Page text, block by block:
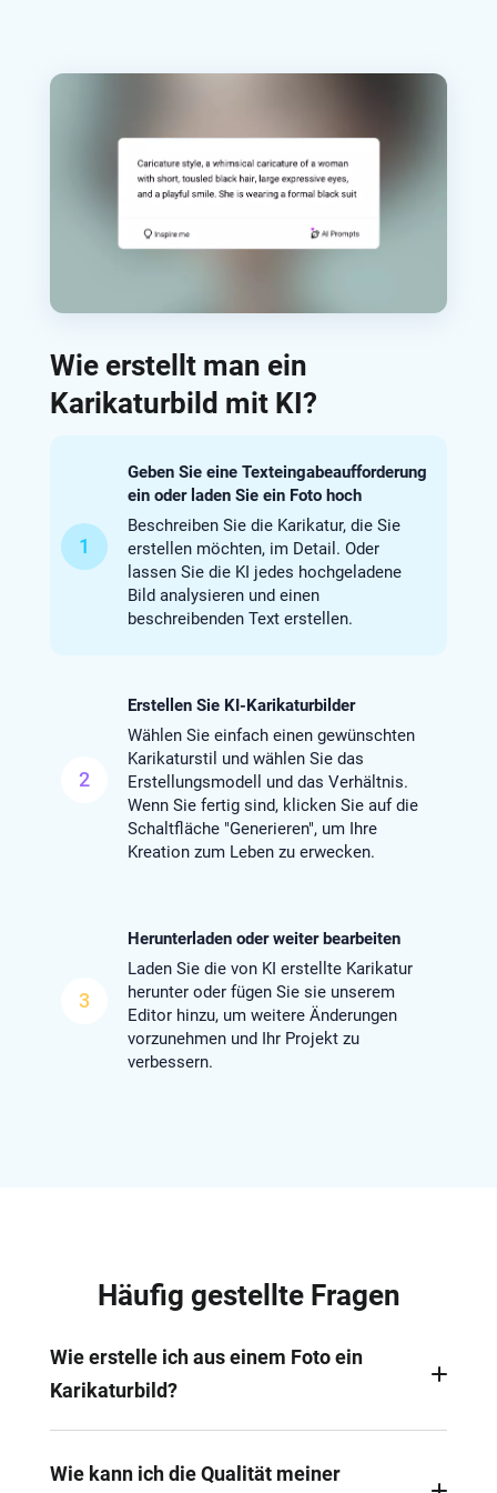
Wie erstellt man ein
Karikaturbild mit KI?
1
Geben Sie eine Texteingabeaufforderung
ein oder laden Sie ein Foto hoch
Beschreiben Sie die Karikatur, die Sie
erstellen möchten, im Detail. Oder
lassen Sie die KI jedes hochgeladene
Bild analysieren und einen
beschreibenden Text erstellen.
2
Erstellen Sie KI-Karikaturbilder
Wählen Sie einfach einen gewünschten
Karikaturstil und wählen Sie das
Erstellungsmodell und das Verhältnis.
Wenn Sie fertig sind, klicken Sie auf die
Schaltfläche "Generieren", um Ihre
Kreation zum Leben zu erwecken.
3
Herunterladen oder weiter bearbeiten
Laden Sie die von KI erstellte Karikatur
herunter oder fügen Sie sie unserem
Editor hinzu, um weitere Änderungen
vorzunehmen und Ihr Projekt zu
verbessern.
Häufig gestellte Fragen
Wie erstelle ich aus einem Foto ein
Karikaturbild?
Sie Ihre Fotos mühelos in Sekundenschnelle in
Wie kann ich die Qualität meiner